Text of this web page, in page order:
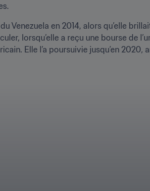
Venezuela en 2014, alors qu’elle
lorsqu’elle a reçu une bourse de
Elle l’a poursuivie jusqu’en